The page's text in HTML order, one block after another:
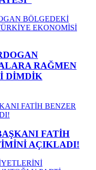
RAĞMEN
DİMDİK
FATİH
AÇIKLADI!